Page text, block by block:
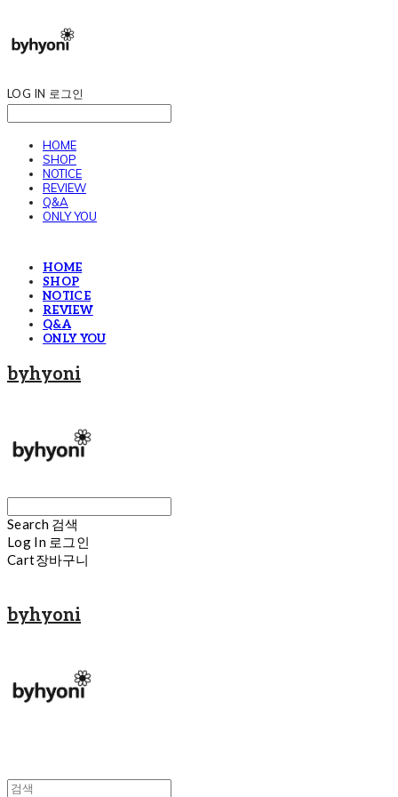
LOG IN 로그인
HOME
SHOP
NOTICE
REVIEW
Q&A
ONLY YOU
HOME
SHOP
NOTICE
REVIEW
Q&A
ONLY YOU
byhyoni
Search 검색
Log In 로그인
Cart장바구니
byhyoni